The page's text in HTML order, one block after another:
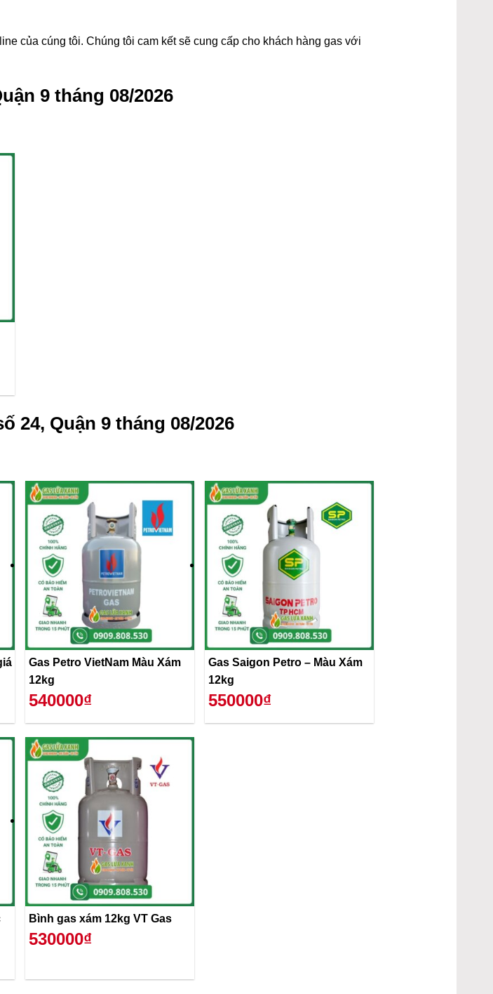
của cúng tôi. Chúng tôi cam kết sẽ cung cấp cho khách hàng gas với
9 tháng 08/2026
24, Quận 9 tháng 08/2026
Gas Petro VietNam Màu Xám
12kg
540000₫
Gas Saigon Petro – Màu Xám
12kg
550000₫
Bình gas xám 12kg VT Gas
530000₫